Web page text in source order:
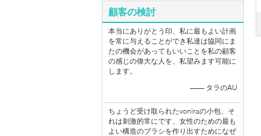
顧客の検討
本当にありがとう印、私に最もよい計画
を常に与えることができ私達は協同にま
たの機会があってもいいことを私の顧客
の感じの偉大な人を、私望みます可能に
します。
—— タラのAU
ちょうど受け取られたvoniraの小包、そ
れは刺激的常にです、女性のための最も
よい構造のブラシを作り出すためになぜ